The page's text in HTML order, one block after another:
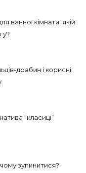
ванної кімнати: якій
драбин і корисні
“класиці”
зупинитися?